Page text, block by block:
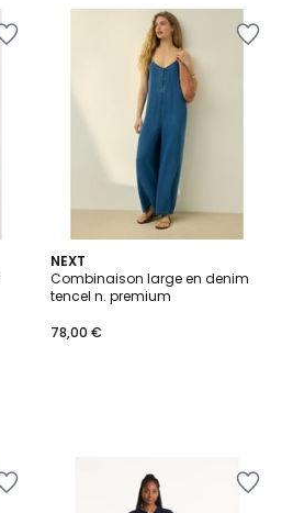
NEXT
Combinaison large en denim
tencel n. premium
78,00 €